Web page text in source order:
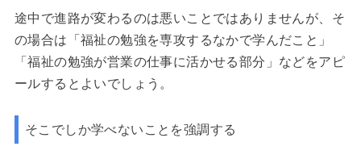
途中で進路が変わるのは悪いことではありませんが、そ
の場合は「福祉の勉強を専攻するなかで学んだこと」
「福祉の勉強が営業の仕事に活かせる部分」などをアピ
ールするとよいでしょう。
そこでしか学べないことを強調する